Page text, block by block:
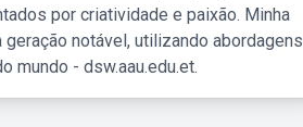
por criatividade e paixão. Minha
notável, utilizando abordagens
mundo - dsw.aau.edu.et.